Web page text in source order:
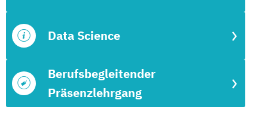
Berufsbegleitender
Präsenzlehrgang
Data Science